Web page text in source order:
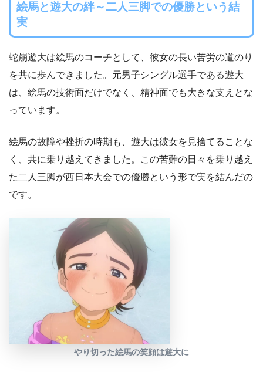
絵馬と遊大の絆～二人三脚での優勝という結
実
蛇崩遊大は絵馬のコーチとして、彼女の長い苦労の道のり
を共に歩んできました。元男子シングル選手である遊大
は、絵馬の技術面だけでなく、精神面でも大きな支えとな
っています。
絵馬の故障や挫折の時期も、遊大は彼女を見捨てることな
く、共に乗り越えてきました。この苦難の日々を乗り越え
た二人三脚が西日本大会での優勝という形で実を結んだの
です。
やり切った絵馬の笑顔は遊大に